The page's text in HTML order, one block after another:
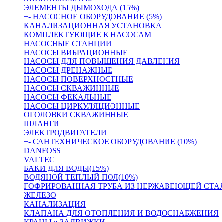
ЭЛЕМЕНТЫ ДЫМОХОДА (15%)
+- НАСОСНОЕ ОБОРУДОВАНИЕ (5%)
КАНАЛИЗАЦИОННАЯ УСТАНОВКА
КОМПЛЕКТУЮЩИЕ К НАСОСАМ
НАСОСНЫЕ СТАНЦИИ
НАСОСЫ ВИБРАЦИОННЫЕ
НАСОСЫ ДЛЯ ПОВЫШЕНИЯ ДАВЛЕНИЯ
НАСОСЫ ДРЕНАЖНЫЕ
НАСОСЫ ПОВЕРХНОСТНЫЕ
НАСОСЫ СКВАЖИННЫЕ
НАСОСЫ ФЕКАЛЬНЫЕ
НАСОСЫ ЦИРКУЛЯЦИОННЫЕ
ОГОЛОВКИ СКВАЖИННЫЕ
ШЛАНГИ
ЭЛЕКТРОДВИГАТЕЛИ
+- САНТЕХНИЧЕСКОЕ ОБОРУДОВАНИЕ (10%)
DANFOSS
VALTEC
БАКИ ДЛЯ ВОДЫ(15%)
ВОДЯНОЙ ТЕПЛЫЙ ПОЛ(10%)
ГОФРИРОВАННАЯ ТРУБА ИЗ НЕРЖАВЕЮЩЕЙ
ЖЕЛЕЗО
КАНАЛИЗАЦИЯ
КЛАПАНА ДЛЯ ОТОПЛЕНИЯ И ВОДОСНАБЖЕНИЯ